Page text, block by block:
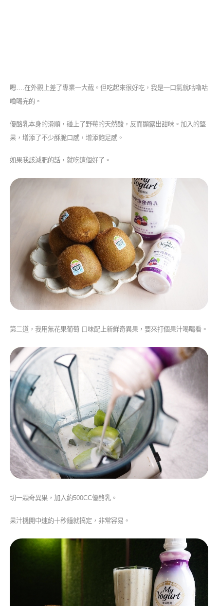
嗯….在外觀上差了專業一大截。但吃起來很好吃，我是一口氣就咕嚕咕
嚕喝完的。
優酪乳本身的滑順，碰上了野莓的天然酸，反而顯露出甜味。加入的堅
果，增添了不少酥脆口感，增添飽足感。
如果我該減肥的話，就吃這個好了。
第二道，我用無花果葡萄 口味配上新鮮奇異果，要來打個果汁喝喝看。
切一顆奇異果，加入約500CC優酪乳。
果汁機開中速約十秒鐘就搞定，非常容易。